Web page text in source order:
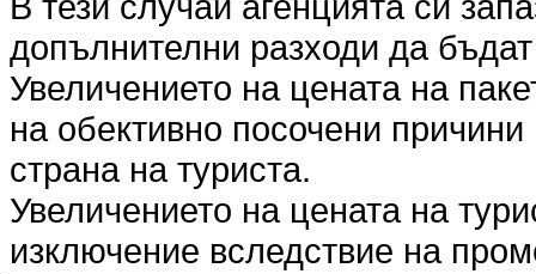
допълнителни разходи да
Увеличението на цената на
на обективно посочени
страна на туриста.
Увеличението на цената на
изключение вследствие на